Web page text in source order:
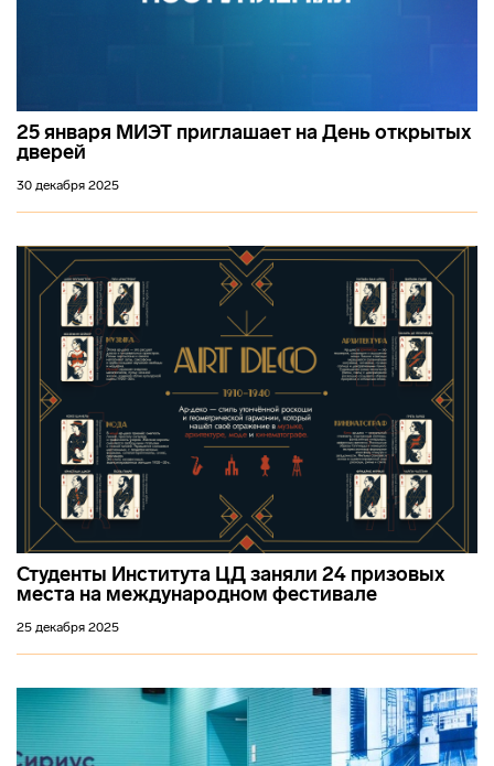
25 января МИЭТ приглашает на День открытых
дверей
30 декабря 2025
Студенты Института ЦД заняли 24 призовых
места на международном фестивале
25 декабря 2025